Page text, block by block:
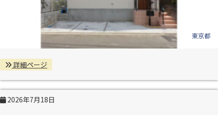
東京都
詳細ページ
2026年7月18日